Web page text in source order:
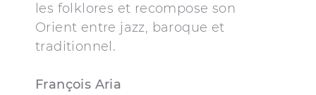
les folklores et recompose son
Orient entre jazz, baroque et
traditionnel.
François Aria